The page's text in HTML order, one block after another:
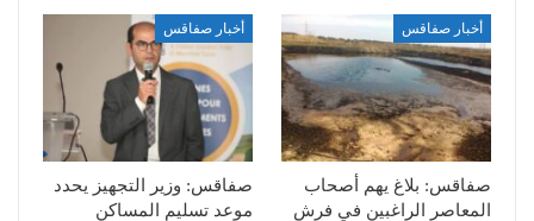
أخبار صفاقس
صفاقس: بلاغ يهم أصحاب
المعاصر الراغبين في فرش
أخبار صفاقس
صفاقس: وزير التجهيز يحدد
موعد تسليم المساكن